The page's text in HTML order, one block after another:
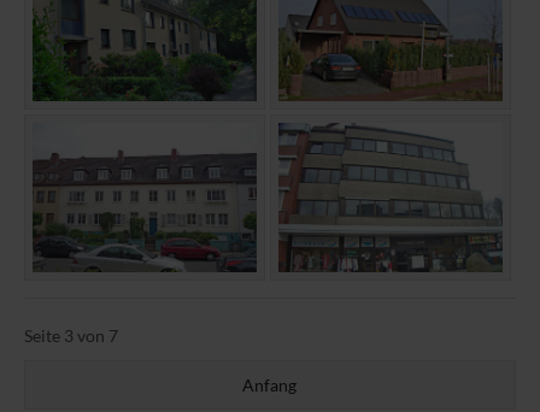
Seite 3 von 7
Anfang